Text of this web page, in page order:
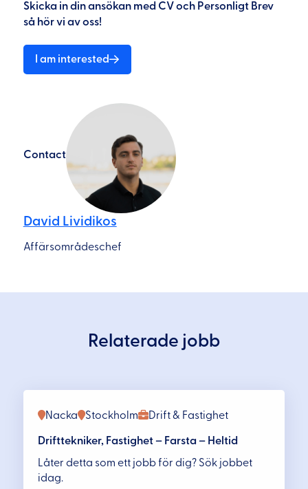
Skicka in din ansökan med CV och Personligt Brev
så hör vi av oss!
I am interested
Contact
David Lividikos
Affärsområdeschef
Relaterade jobb
Drift & Fastighet
Nacka Stockholm
Drifttekniker, Fastighet – Farsta – Heltid
Låter detta som ett jobb för dig? Sök jobbet
idag.